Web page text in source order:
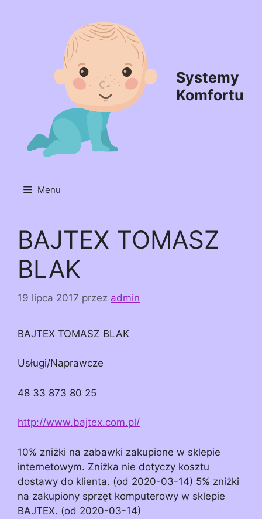
Systemy
Komfortu
Menu
BAJTEX TOMASZ
BLAK
19 lipca 2017 przez admin
BAJTEX TOMASZ BLAK
Usługi/Naprawcze
48 33 873 80 25
http://www.bajtex.com.pl/
10% zniżki na zabawki zakupione w sklepie
internetowym. Zniżka nie dotyczy kosztu
dostawy do klienta. (od 2020-03-14) 5% zniżki
na zakupiony sprzęt komputerowy w sklepie
BAJTEX. (od 2020-03-14)